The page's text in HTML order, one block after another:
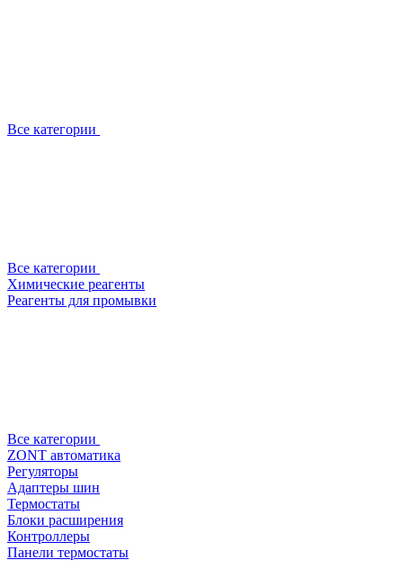
Все категории
Все категории
Химические реагенты
Реагенты для промывки
Все категории
ZONT автоматика
Регуляторы
Адаптеры шин
Термостаты
Блоки расширения
Контроллеры
Панели термостаты